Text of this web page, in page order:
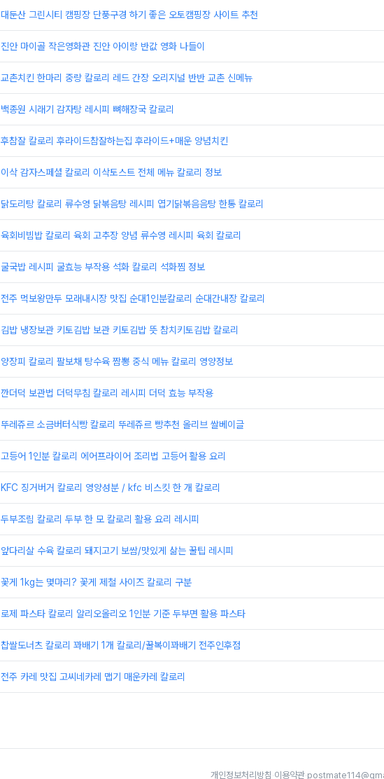
대둔산 그린시티 캠핑장 단풍구경 하기 좋은 오토캠핑장 사이트 추천
진안 마이골 작은영화관 진안 아이랑 반값 영화 나들이
교촌치킨 한마리 중량 칼로리 레드 간장 오리지널 반반 교촌 신메뉴
백종원 시래기 감자탕 레시피 뼈해장국 칼로리
후참잘 칼로리 후라이드참잘하는집 후라이드+매운 양념치킨
이삭 감자스페셜 칼로리 이삭토스트 전체 메뉴 칼로리 정보
닭도리탕 칼로리 류수영 닭볶음탕 레시피 엽기닭볶음음탕 한통 칼로리
육회비빔밥 칼로리 육회 고추장 양념 류수영 레시피 육회 칼로리
굴국밥 레시피 굴효능 부작용 석화 칼로리 석화찜 정보
전주 먹보왕만두 모래내시장 맛집 순대1인분칼로리 순대간내장 칼로리
김밥 냉장보관 키토김밥 보관 키토김밥 뜻 참치키토김밥 칼로리
양장피 칼로리 팔보채 탕수육 짬뽕 중식 메뉴 칼로리 영양정보
깐더덕 보관법 더덕무침 칼로리 레시피 더덕 효능 부작용
뚜레쥬르 소금버터식빵 칼로리 뚜레쥬르 빵추천 올리브 쌀베이글
고등어 1인분 칼로리 에어프라이어 조리법 고등어 활용 요리
KFC 징거버거 칼로리 영양성분 / kfc 비스킷 한 개 칼로리
두부조림 칼로리 두부 한 모 칼로리 활용 요리 레시피
앞다리살 수육 칼로리 돼지고기 보쌈/맛있게 삶는 꿀팁 레시피
꽃게 1kg는 몇마리? 꽃게 제철 사이즈 칼로리 구분
로제 파스타 칼로리 알리오올리오 1인분 기준 두부면 활용 파스타
찹쌀도너츠 칼로리 꽈배기 1개 칼로리/꿀복이꽈배기 전주인후점
전주 카레 맛집 고씨네카레 맵기 매운카레 칼로리
개인정보처리방침 ·이용약관·